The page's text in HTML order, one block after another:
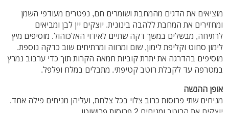
מוציאים את הדגים מהמחבת ושומרים חם, נפטרים מעודפי השמן
ומחזירים את המחבת ללהבה בינונית. יוצקים יין לבן ומביאים
לרתיחה, מבשלים במשך דקה שתיים לאידוי האלכוהול. מוסיפים מיץ
לימון סחוט וקליפת לימון, שום ומרווה ומרתיחים שוב כדקה נוספת.
מוסיפים בהדרגה את יתרת קוביות חמאה הקרות תוך כדי ערבוב נמרץ
במטרפה עד לקבלת רוטב קטיפתי. מתבלים במלח ופלפל.
אופן ההגשה
מניחים שתי פרוסות כרוב צלוי בכל צלחת, ועליהן מניחים פילה אחד.